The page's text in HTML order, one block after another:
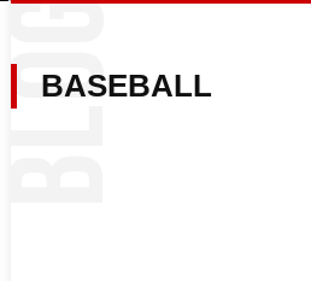
BASEBALL